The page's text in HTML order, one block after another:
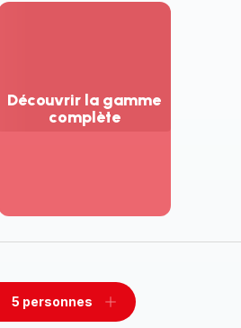
Découvrir la gamme
complète
complète
5 personnes
Ajouter